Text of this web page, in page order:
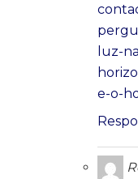
luz-
e-o-